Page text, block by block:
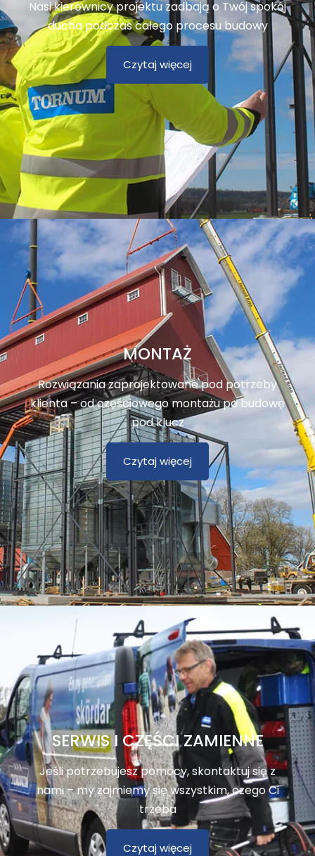
Nasi kierownicy projektu zadbają o Twój spokój
ducha podczas całego procesu budowy
Czytaj więcej
MONTAŻ
Rozwiązania zaprojektowane pod potrzeby
klienta – od częściowego montażu po budowę
pod klucz
Czytaj więcej
SERWIS I CZĘŚCI ZAMIENNE
Jeśli potrzebujesz pomocy, skontaktuj się z
nami – my zajmiemy się wszystkim, czego Ci
trzeba
Czytaj więcej